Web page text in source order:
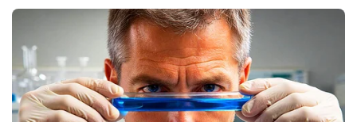
Ikuti Kami
Tentang Katadata Advertising Karier
Pedoman Media Siber
Kebijakan Privasi
Disclaimer
Hubungi Kami
©2026 Katadata. Hak cipta dilindungi Undang-undang.